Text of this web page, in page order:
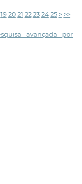
19 20 21 22 23 24 25 > >>
avançada por